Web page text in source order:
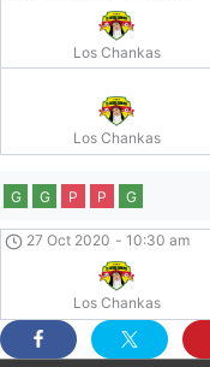
Los Chankas
Los Chankas
G G P P G
27 Oct 2020 - 10:30 am
Los Chankas